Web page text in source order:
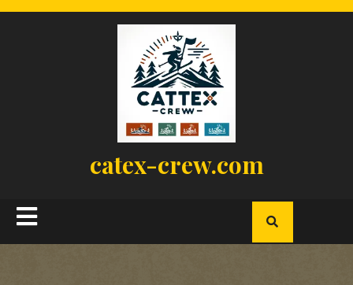
catex-crew.com
Open
Button